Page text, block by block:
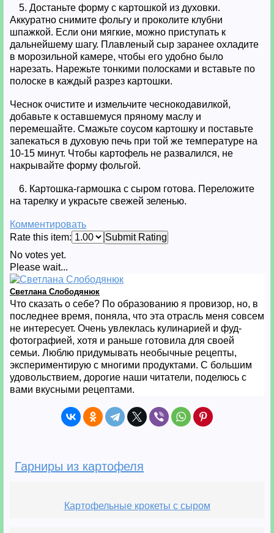
5. Достаньте форму с картошкой из духовки.
Аккуратно снимите фольгу и проколите клубни
шпажкой. Если они мягкие, можно приступать к
дальнейшему шагу. Плавленый сыр заранее охладите
в морозильной камере, чтобы его удобно было
нарезать. Нарежьте тонкими полосками и вставьте по
полоске в каждый разрез картошки.
Чеснок очистите и измельчите чеснокодавилкой,
добавьте к оставшемуся пряному маслу и
перемешайте. Смажьте соусом картошку и поставьте
запекаться в духовую печь при той же температуре на
10-15 минут. Чтобы картофель не развалился, не
накрывайте форму фольгой.
6. Картошка-гармошка с сыром готова. Переложите
на тарелку и украсьте свежей зеленью.
Комментировать
Rate this item:
Submit Rating
No votes yet.
Please wait...
Светлана Слободянюк
Что сказать о себе? По образованию я провизор, но, в
последнее время, поняла, что эта отрасль меня совсем
не интересует. Очень увлеклась кулинарией и фуд-
фотографией, хотя и раньше готовила для своей
семьи. Люблю придумывать необычные рецепты,
экспериментирую с многими продуктами. С большим
удовольствием, дорогие наши читатели, поделюсь с
вами вкусными рецептами.
Гарниры из картофеля
Картофельные крокеты с сыром